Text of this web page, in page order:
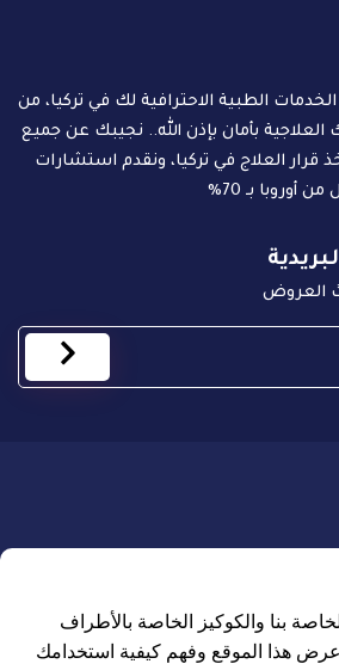
الطبية الاحترافية لك في تركيا، من
العلاجية بأمان بإذن الله.. نجيبك عن جميع
قرار العلاج في تركيا، ونقدم استشارات
بـ 70%
العروض
بنا والكوكيز الخاصة بالأطراف
عرض هذا الموقع وفهم كيفية استخدامك